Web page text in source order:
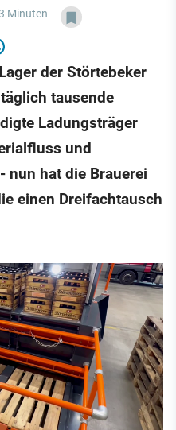
Minuten
der Störtebeker
tausende
Ladungsträger
und
nun hat die Brauerei
einen Dreifachtausch